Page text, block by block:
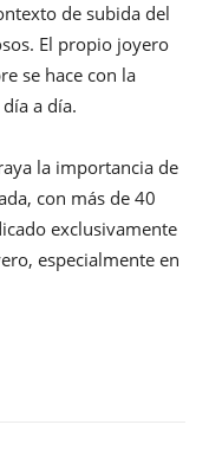
de subida del
El propio joyero
se hace con la
a día.
la importancia de
con más de 40
exclusivamente
especialmente en